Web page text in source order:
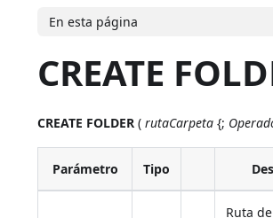
En esta página
CREATE
CREATE FOLDER (rutaCarpeta {;
Parámetro Tipo
Ruta